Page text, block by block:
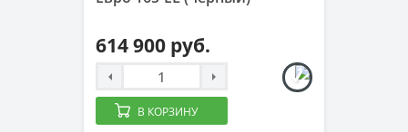
614 900 руб.
В КОРЗИНУ